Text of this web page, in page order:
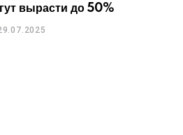
вырасти до 50%